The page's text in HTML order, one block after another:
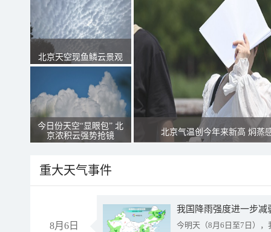
北京天空现鱼鳞云景观
今日份天空“显眼包” 北
京浓积云强势抢镜
北京气温创今年来新高 焖蒸
重大天气事件
8月6日 今明天（8月6日至7日）